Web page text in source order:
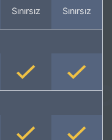
Sınırsız Sınırsız